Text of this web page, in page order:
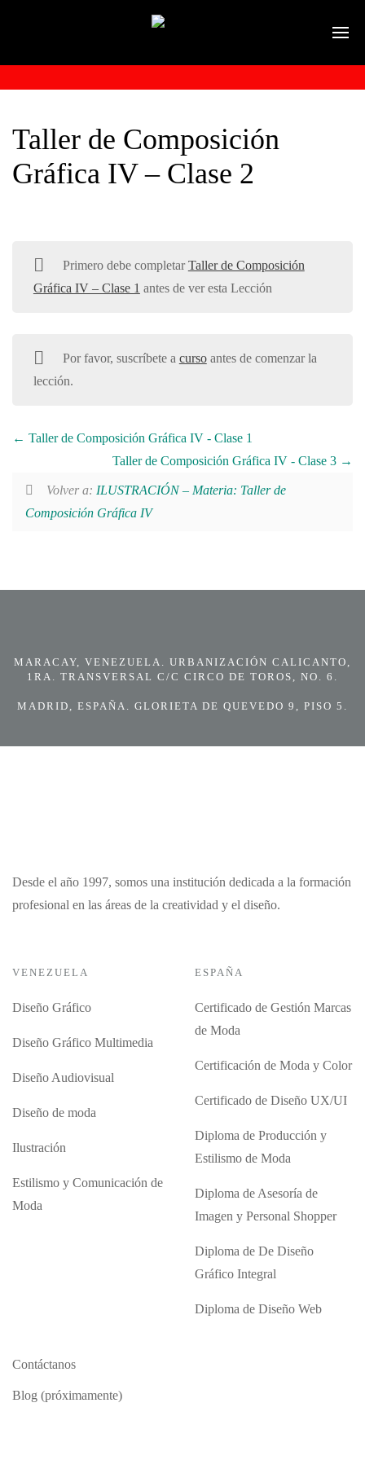
Taller de Composición
Gráfica IV – Clase 2
Primero debe completarTaller de Composición
Gráfica IV – Clase 1 antes de ver esta Lección
Por favor, suscríbete a cursoantes de comenzar la
lección.
Taller de Composición Gráfica IV - Clase 1
Taller de Composición Gráfica IV - Clase 3
Volver a: ILUSTRACIÓN – Materia: Taller de
Composición Gráfica IV
MARACAY, VENEZUELA. URBANIZACIÓN CALICANTO,
1RA. TRANSVERSAL C/C CIRCO DE TOROS, NO. 6.
MADRID, ESPAÑA. GLORIETA DE QUEVEDO 9, PISO 5.
Desde el año 1997, somos una institución dedicada a la formación
profesional en las áreas de la creatividad y el diseño.
VENEZUELA
Diseño Gráfico
Diseño Gráfico Multimedia
Diseño Audiovisual
Diseño de moda
Ilustración
Estilismo y Comunicación de
Moda
ESPAÑA
Certificado de Gestión Marcas
de Moda
Certificación de Moda y Color
Certificado de Diseño UX/UI
Diploma de Producción y
Estilismo de Moda
Diploma de Asesoría de
Imagen y Personal Shopper
Diploma de De Diseño
Gráfico Integral
Diploma de Diseño Web
Contáctanos
Blog (próximamente)